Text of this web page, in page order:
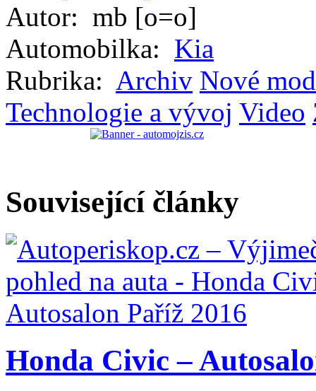
Autor: mb [o=o]
Automobilka: Kia
Rubrika: Archiv Nové
Technologie a vývoj Video
Související články
Honda Civic –